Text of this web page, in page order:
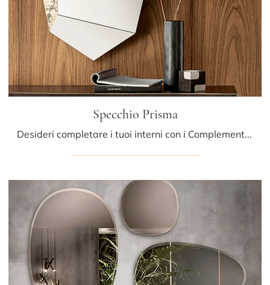
Specchio Prisma
Desideri completare i tuoi interni con i Complementi Riflessi? Ecco qui diversi modelli di specchi senza cornice come Specchio Prisma.